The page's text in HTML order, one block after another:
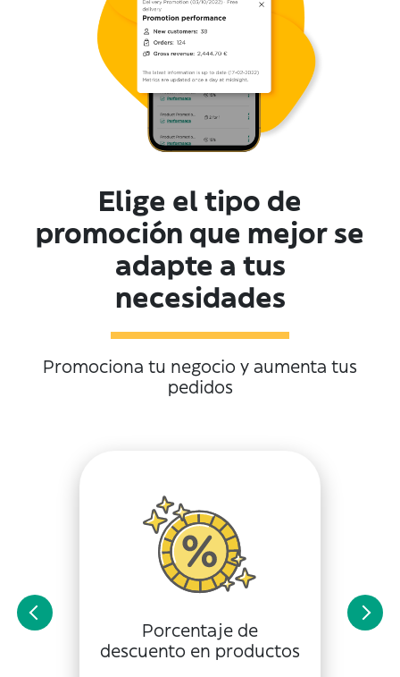
Elige el tipo de
promoción que mejor se
adapte a tus
necesidades
Promociona tu negocio y aumenta tus
pedidos
Porcentaje de
descuento en productos